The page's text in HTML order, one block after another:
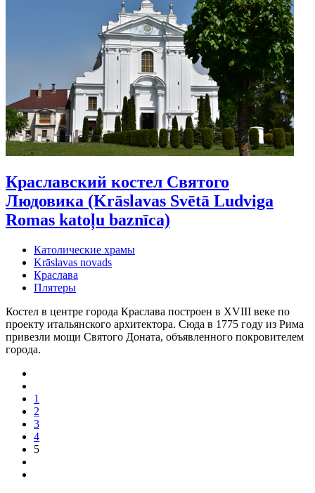
Краславский костел Святого
Людовика (Krāslavas Svētā Ludviga
Romas katoļu baznīca)
Католические храмы
Krāslavas novads
Краслава
Плятеры
Костел в центре города Краслава построен в XVIII веке по
проекту итальянского архитектора. Сюда в 1775 году из Рима
привезли мощи Святого Доната, объявленного покровителем
города.
1
2
3
4
5